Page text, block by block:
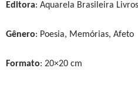
Editora: Aquarela Brasileira Livros
Gênero: Poesia, Memórias, Afeto
Formato: 20×20 cm